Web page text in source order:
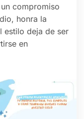
compromiso
honra la
estilo deja de ser
en